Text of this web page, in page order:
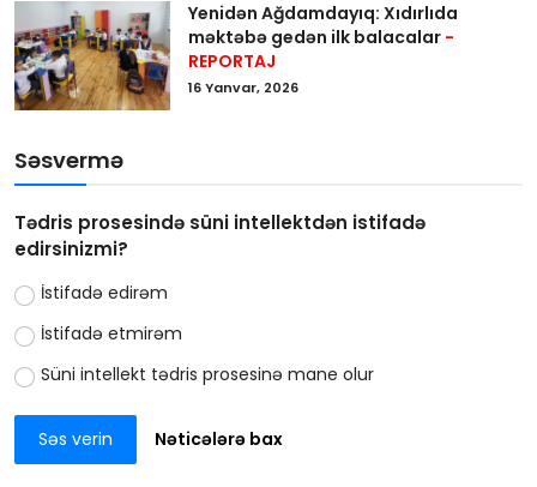
Yenidən Ağdamdayıq: Xıdırlıda
məktəbə gedən ilk balacalar -
REPORTAJ
16 Yanvar, 2026
Səsvermə
Tədris prosesində süni intellektdən istifadə
edirsinizmi?
İstifadə edirəm
İstifadə etmirəm
Süni intellekt tədris prosesinə mane olur
Səs verin Nəticələrə bax